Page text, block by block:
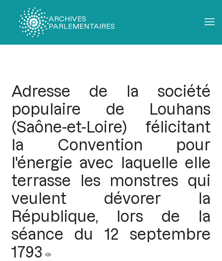
ARCHIVES
PARLEMENTAIRES
Adresse de la société
populaire de Louhans
(Saône-et-Loire) félicitant
la Convention pour
l'énergie avec laquelle elle
terrasse les monstres qui
veulent dévorer la
République, lors de la
séance du 12 septembre
1793